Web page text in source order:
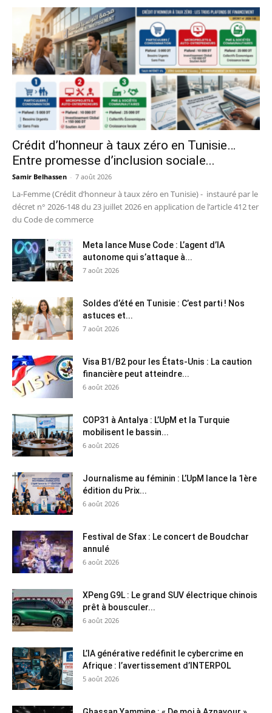
Crédit d’honneur à taux zéro en Tunisie…
Entre promesse d’inclusion sociale...
Samir Belhassen - 7 août 2026
La-Femme (Crédit d’honneur à taux zéro en Tunisie) - instauré par le
décret n° 2026-148 du 23 juillet 2026 en application de l’article 412 ter
du Code de commerce
Meta lance Muse Code : L’agent d’IA
autonome qui s’attaque à...
7 août 2026
Soldes d’été en Tunisie : C’est parti ! Nos
astuces et...
7 août 2026
Visa B1/B2 pour les États-Unis : La caution
financière peut atteindre...
6 août 2026
COP31 à Antalya : L’UpM et la Turquie
mobilisent le bassin...
6 août 2026
Journalisme au féminin : L’UpM lance la 1ère
édition du Prix...
6 août 2026
Festival de Sfax : Le concert de Boudchar
annulé
6 août 2026
XPeng G9L : Le grand SUV électrique chinois
prêt à bousculer...
6 août 2026
L’IA générative redéfinit le cybercrime en
Afrique : l’avertissement d’INTERPOL
5 août 2026